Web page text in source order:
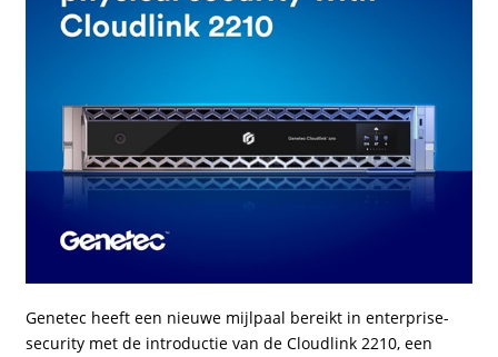
Genetec heeft een nieuwe mijlpaal bereikt in enterprise-
security met de introductie van de Cloudlink 2210, een